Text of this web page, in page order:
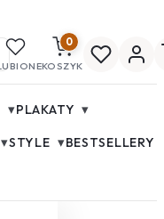
0
KOSZYK
▾PLAKATY ▾
▾STYLE ▾BESTSELLERY